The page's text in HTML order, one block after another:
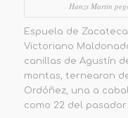
Hanzs Martin
Espuela de
Victoriano
canillas de Agustín
montas, ternearon
Ordóñez, una a
como 22 del